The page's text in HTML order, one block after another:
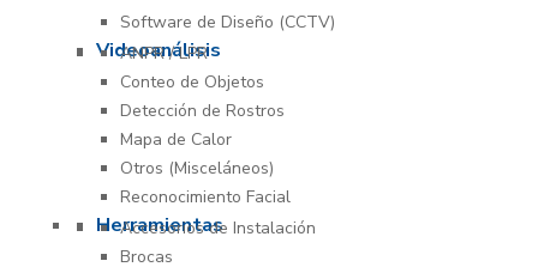
Software de Diseño (CCTV)
Videoanálisis
ANPR / LPR
Conteo de Objetos
Detección de Rostros
Mapa de Calor
Otros (Misceláneos)
Reconocimiento Facial
Herramientas
Accesorios de Instalación
Brocas